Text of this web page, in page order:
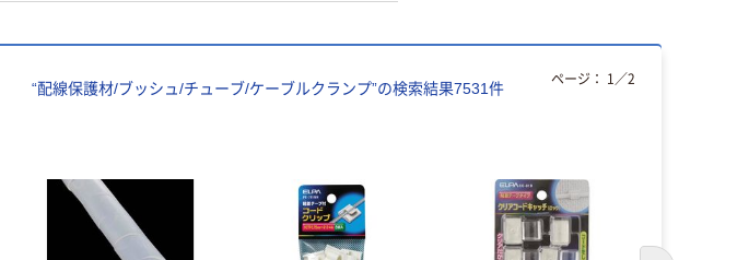
“配線保護材/ブッシュ/チューブ/ケーブルクランプ”の検索結果7531件
ページ： 1 ／2